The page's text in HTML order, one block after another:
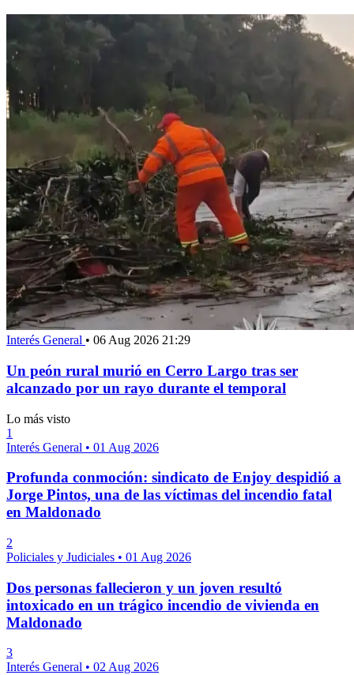
Interés General • 06 Aug 2026 21:29
Un peón rural murió en Cerro Largo tras ser
alcanzado por un rayo durante el temporal
Lo más visto
1
Interés General • 01 Aug 2026
Profunda conmoción: sindicato de Enjoy despidió a
Jorge Pintos, una de las víctimas del incendio fatal
en Maldonado
2
Policiales y Judiciales • 01 Aug 2026
Dos personas fallecieron y un joven resultó
intoxicado en un trágico incendio de vivienda en
Maldonado
3
Interés General • 02 Aug 2026